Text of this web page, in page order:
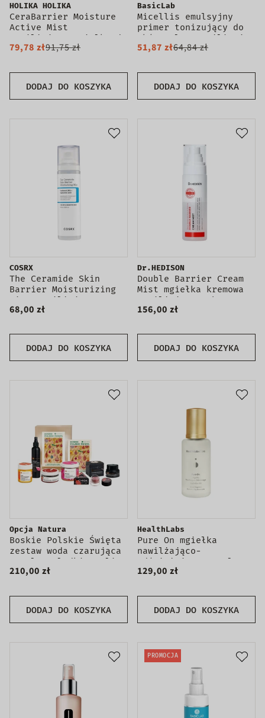
DODAJ DO KOSZYKA
HOLIKA HOLIKA
CeraBarrier Moisture
Active Mist
nawilżająca mgiełka do
twarzy z ceramidami
79,78 zł91,75 zł
DODAJ DO KOSZYKA
BasicLab
Micellis emulsyjny
primer tonizujący do
skóry ultrawrażliwej
150ml
51,87 zł64,84 zł
DODAJ DO KOSZYKA
COSRX
The Ceramide Skin
Barrier Moisturizing
Mist nawilżająca
mgiełka do twarzy
68,00 zł
DODAJ DO KOSZYKA
Dr.HEDISON
Double Barrier Cream
Mist mgiełka kremowa
nawilżająco-ochronna
100ml
156,00 zł
DODAJ DO KOSZYKA
Opcja Natura
Boskie Polskie Święta
zestaw woda czarująca
100ml + słodki peeling
do ciała 200ml +
z żurawiną 5ml +
+ mus rokitnikowy do
ciała 120ml + maseczka
210,00 zł
DODAJ DO KOSZYKA
HealthLabs
Pure On mgiełka
nawilżająco-
odświeżająca 100ml
129,00 zł
PROMOCJA